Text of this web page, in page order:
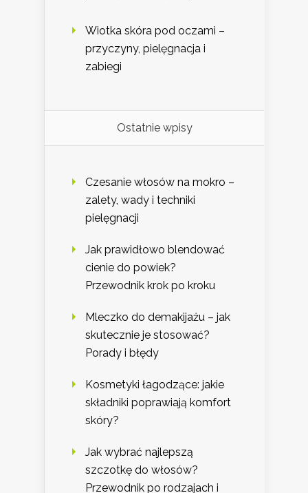
Wiotka skóra pod oczami –
przyczyny, pielęgnacja i
zabiegi
Ostatnie wpisy
Czesanie włosów na mokro –
zalety, wady i techniki
pielęgnacji
Jak prawidłowo blendować
cienie do powiek?
Przewodnik krok po kroku
Mleczko do demakijażu – jak
skutecznie je stosować?
Porady i błędy
Kosmetyki łagodzące: jakie
składniki poprawiają komfort
skóry?
Jak wybrać najlepszą
szczotkę do włosów?
Przewodnik po rodzajach i